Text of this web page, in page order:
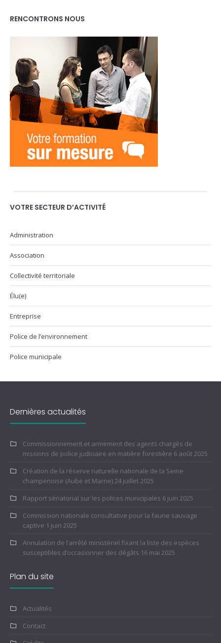
RENCONTRONS NOUS
VOTRE SECTEUR D’ACTIVITÉ
Administration
Association
Collectivité territoriale
Élu(e)
Entreprise
Police de l’environnement
Police municipale
Dernières actualités
Commissionnement et armement des agents chargés de
missions de police judiciaire en matière forestière 6 août 2025
Création de la réserve naturelle nationale de la Seine
champenoise (Aube et Marne)24 juillet 2025
Rapport sénatorial sur les polices municipales 6 juin 2025
Commission nationale consultative pour la faune sauvage
captive 1 juin 2025
Annulation de l’arrêté ministériel fixant la liste des espèces
susceptibles d’occasionner des dégâts 16 mai 2025
Plan du site
Actualités
Contact